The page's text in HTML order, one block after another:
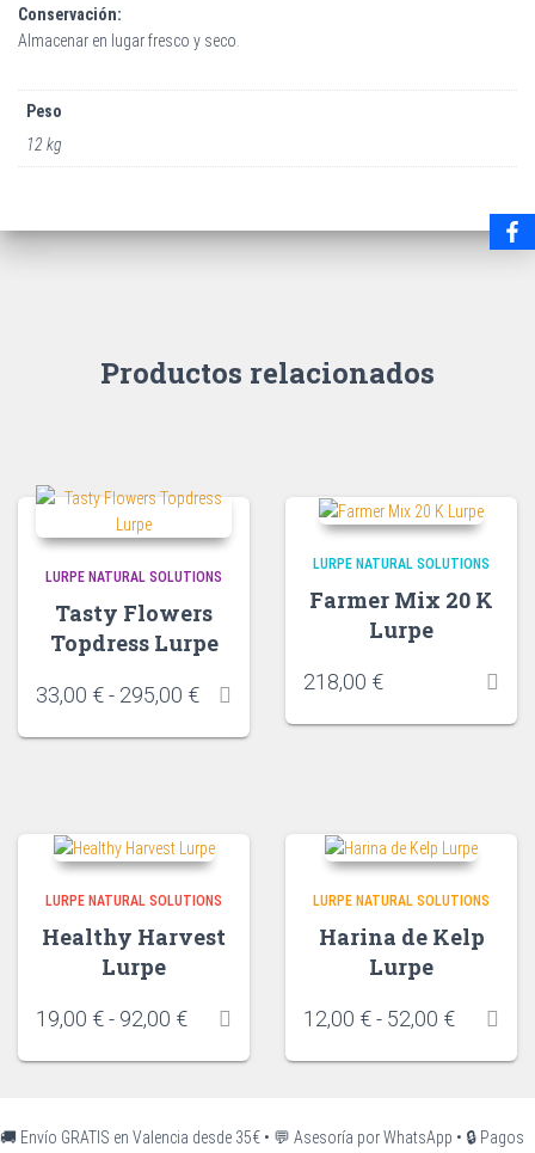
Conservación:
Almacenar en lugar fresco y seco.
Peso
12 kg
Productos relacionados
LURPE NATURAL SOLUTIONS
Tasty Flowers
Topdress Lurpe
33,00 €- 295,00 €
LURPE NATURAL SOLUTIONS
Farmer Mix 20 K
Lurpe
218,00 €
LURPE NATURAL SOLUTIONS
Healthy Harvest
Lurpe
19,00 €- 92,00 €
LURPE NATURAL SOLUTIONS
Harina de Kelp
Lurpe
12,00 €- 52,00 €
🚚 Envío GRATIS en Valencia desde 35€ • 💬 Asesoría por WhatsApp • 🔒 Pagos